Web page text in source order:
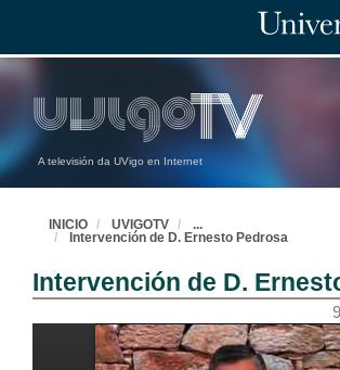
A televisión da UVigo en Internet
INICIO UVIGOTV
...
Intervención de D. Ernesto Pedrosa
Intervención de D.